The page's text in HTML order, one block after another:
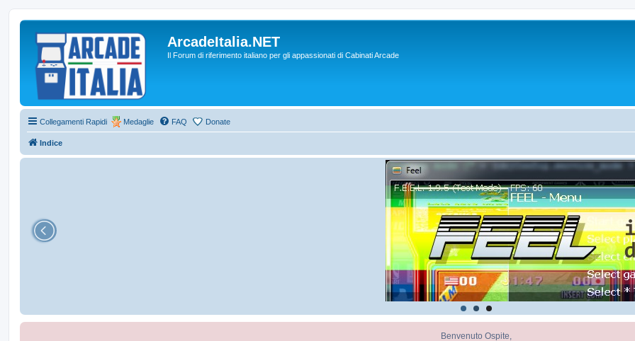
ArcadeItalia.NET
Il Forum di riferimento italiano per gli appassionati di Cabinati Arcade
Collegamenti Rapidi Medaglie FAQ Donate
Indice
Benvenuto Ospite,